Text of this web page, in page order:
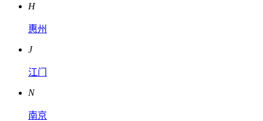
H
惠州
J
江门
N
南京